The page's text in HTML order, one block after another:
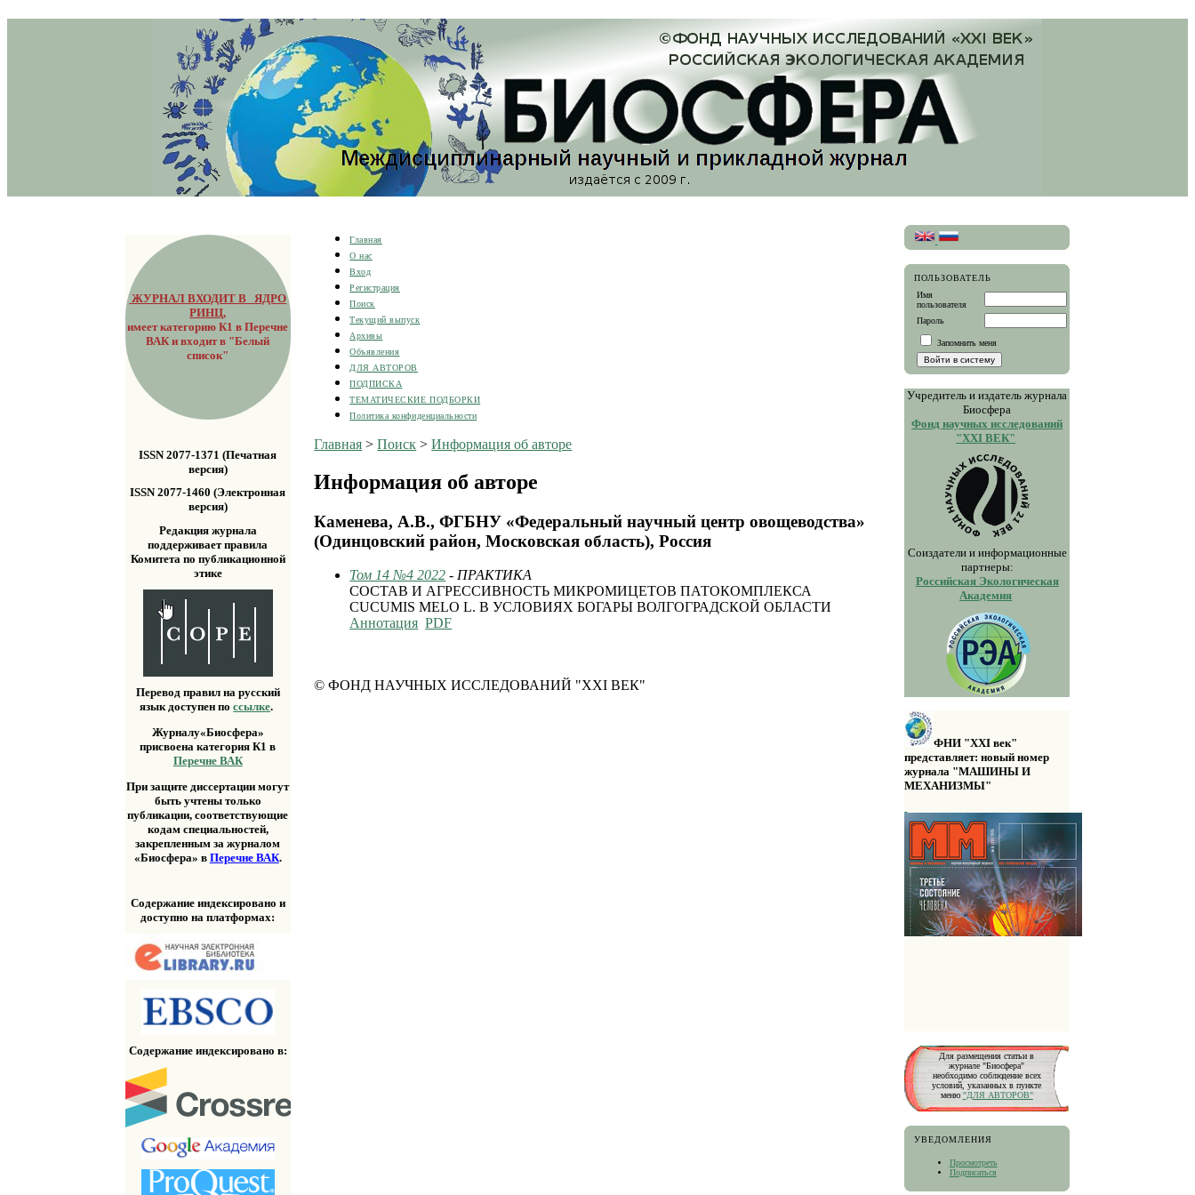
ЖУРНАЛ ВХОДИТ В ЯДРО
РИНЦ,
имеет категорию К1 в Перечне
ВАК и входит в "Белый
список"
ISSN 2077-1371 (Печатная
версия)
ISSN 2077-1460 (Электронная
версия)
Редакция журнала
поддерживает правила
Комитета по публикационной
этике
Перевод правил на русский
язык доступен поссылке.
Журналу«Биосфера»
присвоена категория К1 в
Перечне ВАК
При защите диссертации могут
быть учтены только
публикации, соответствующие
кодам специальностей,
закрепленным за журналом
«Биосфера» в Перечне ВАК.
Содержание индексировано и
доступно на платформах:
Содержание индексировано в:
ПОЛЬЗОВАТЕЛЬ
Имя
пользователя
Пароль
Запомнить меня
Учредитель и издатель журнала
Биосфера
Фонд научных исследований
"XXI ВЕК"
Соиздатели и информационные
партнеры:
Российская Экологическая
Академия
ФНИ "XXI век"
представляет: новый номер
журнала "МАШИНЫ И
МЕХАНИЗМЫ"
Для размещения статьи в
журнале "Биосфера"
необходимо соблюдение всех
условий, указанных в пункте
меню "ДЛЯ АВТОРОВ"
УВЕДОМЛЕНИЯ
Просмотреть
Подписаться
Главная
О нас
Вход
Регистрация
Поиск
Текущий выпуск
Архивы
Объявления
ДЛЯ АВТОРОВ
ПОДПИСКА
ТЕМАТИЧЕСКИЕ ПОДБОРКИ
Политика конфиденциальности
Главная >Поиск >Информация об авторе
Информация об авторе
Каменева, А.В., ФГБНУ «Федеральный научный центр овощеводства»
(Одинцовский район, Московская область), Россия
Том 14 №4 2022 - ПРАКТИКА
СОСТАВ И АГРЕССИВНОСТЬ МИКРОМИЦЕТОВ ПАТОКОМПЛЕКСА
СUCUMIS MELO L. В УСЛОВИЯХ БОГАРЫ ВОЛГОГРАДСКОЙ ОБЛАСТИ
Аннотация PDF
© ФОНД НАУЧНЫХ ИССЛЕДОВАНИЙ "XXI ВЕК"